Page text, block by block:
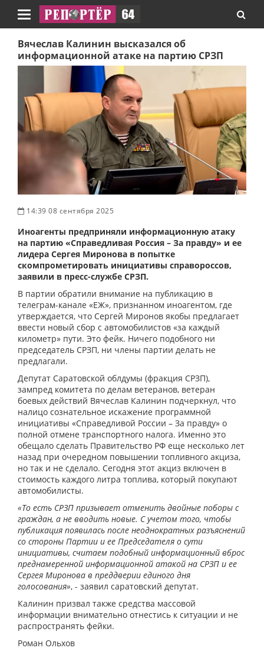
Навигация
Вячеслав Калинин высказался об
информационной атаке на партию СРЗП
14:39 08 сентября 2025
Иноагенты предприняли информационную атаку
на партию «Справедливая Россия – За правду» и ее
лидера Сергея Миронова в попытке
скомпрометировать инициативы справороссов,
заявили в пресс-службе СРЗП.
В партии обратили внимание на публикацию в
телеграм-канале «ЕЖ», признанном иноагентом, где
утверждается, что Сергей Миронов якобы предлагает
ввести новый сбор с автомобилистов «за каждый
километр» пути. Это фейк. Ничего подобного ни
председатель СРЗП, ни члены партии делать не
предлагали.
Депутат Саратовской облдумы (фракция СРЗП),
зампред комитета по делам ветеранов, ветеран
боевых действий Вячеслав Калинин подчеркнул, что
налицо сознательное искажение программной
инициативы «Справедливой России – За правду» о
полной отмене транспортного налога. Именно это
обещало сделать Правительство РФ еще несколько лет
назад при очередном повышении топливного акциза,
но так и не сделало. Сегодня этот акциз включен в
стоимость каждого литра топлива, который покупают
автомобилисты.
«То есть СРЗП призывает отменить двойные поборы с
граждан, а не вводить новые. С учетом того, чтобы
публикация появилась после неоднократных разъяснений
со стороны Партии и ее Председателя о сути
инициативы, считаем подобный информационный вброс
преднамеренной информационной атакой на СРЗП и ее
Сергея Миронова в преддверии единого дня
голосования», - заявил саратовский депутат.
Калинин призвал также средства массовой
информации внимательно отнестись к ситуации и не
распространять фейки.
Роман Ольхов